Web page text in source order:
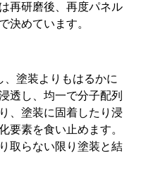
再研磨後、再度パネル
決めています。
、塗装よりもはるかに
透し、均一で分子配列
、塗装に固着したり浸
要素を食い止めます。
取らない限り塗装と結